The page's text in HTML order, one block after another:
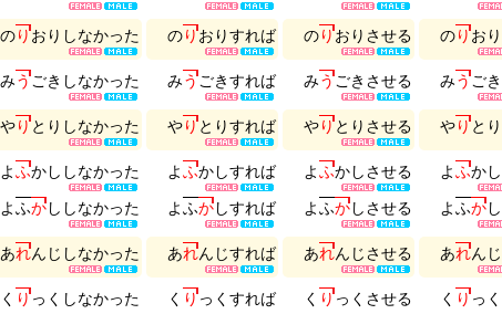
のりお り しなかった のりお りすれば のりお り させる のりお り
みうごき しなかった みうごきすれば みうごき させる みうごき
やりと り しなかった やりと りすれば やりと り させる やりと り
よふかし しなかった
よふかし しなかった
よふかしすれば
よふかしすれば
よふかしさせる
よふかしさせる
よふかし
よふかし
あれん じ しなかった あれん じすれば あれん じさせる あれん じ
く りっ く しなかった く りっ く すれば く りっ く させる く りっ く